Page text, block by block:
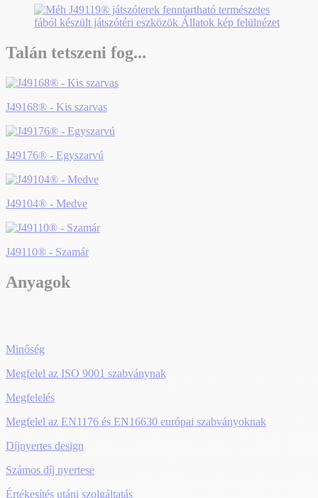
Talán tetszeni fog...
J49168® - Kis szarvas
J49176® - Egyszarvú
J49104® - Medve
J49110® - Szamár
Anyagok
Minőség
Megfelel az ISO 9001 szabványnak
Megfelelés
Megfelel az EN1176 és EN16630 európai szabványoknak
Díjnyertes design
Számos díj nyertese
Értékesítés utáni szolgáltatás